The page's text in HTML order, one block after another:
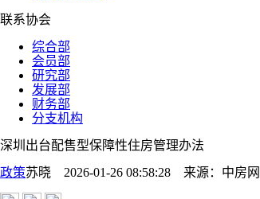
联系协会
综合部
会员部
研究部
发展部
财务部
分支机构
深圳出台配售型保障性住房管理办法
政策苏晓 2026-01-26 08:58:28 来源： 中房网